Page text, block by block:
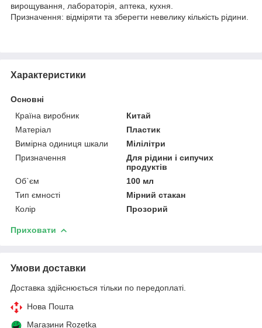
вирощування, лабораторія, аптека, кухня.
Призначення: відміряти та зберегти невелику кількість рідини.
Характеристики
Основні
Країна виробник
Китай
Матеріал
Пластик
Вимірна одиниця шкали
Мілілітри
Призначення
Для рідини і сипучих
продуктів
Об`єм
100 мл
Тип ємності
Мірний стакан
Колір
Прозорий
Приховати
Умови доставки
Доставка здійснюється тільки по передоплаті.
Нова Пошта
Магазини Rozetka